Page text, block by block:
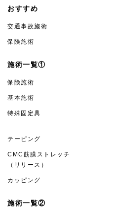
おすすめ
交通事故施術
保険施術
施術一覧①
保険施術
基本施術
特殊固定具
テーピング
CMC筋膜ストレッチ
（リリース）
カッピング
施術一覧②